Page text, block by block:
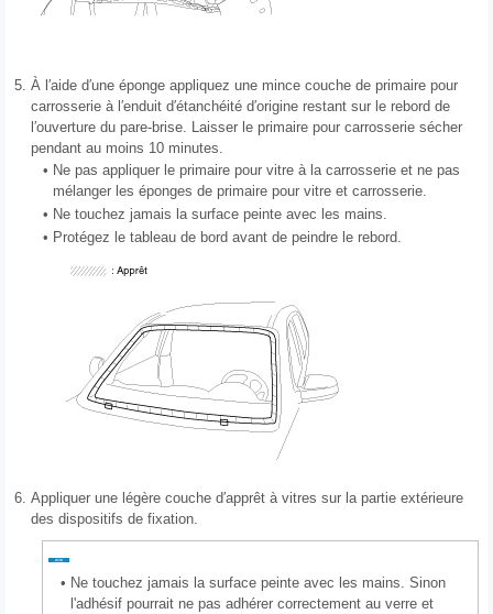
5. À l′aide d′une éponge appliquez une mince couche de primaire pour
carrosserie à l′enduit d′étanchéité d′origine restant sur le rebord de
l′ouverture du pare-brise. Laisser le primaire pour carrosserie sécher
pendant au moins 10 minutes.
• Ne pas appliquer le primaire pour vitre à la carrosserie et ne pas
mélanger les éponges de primaire pour vitre et carrosserie.
• Ne touchez jamais la surface peinte avec les mains.
• Protégez le tableau de bord avant de peindre le rebord.
6. Appliquer une légère couche d′apprêt à vitres sur la partie extérieure
des dispositifs de fixation.
• Ne touchez jamais la surface peinte avec les mains. Sinon
l'adhésif pourrait ne pas adhérer correctement au verre et